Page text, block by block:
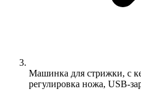
Машинка для стрижки, с
регулировка ножа, USB-